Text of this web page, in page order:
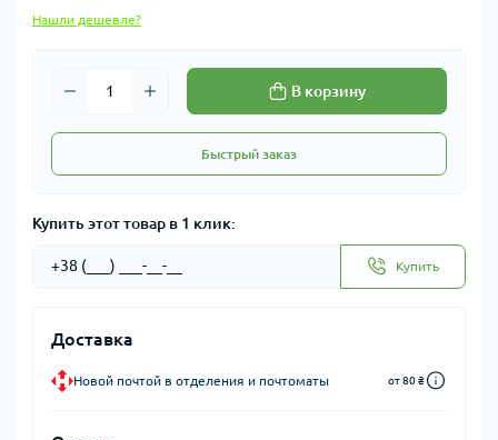
Нашли дешевле?
В корзину
Быстрый заказ
Купить этот товар в 1 клик:
Купить
Доставка
Новой почтой в отделения и почтоматы от 80 ₴